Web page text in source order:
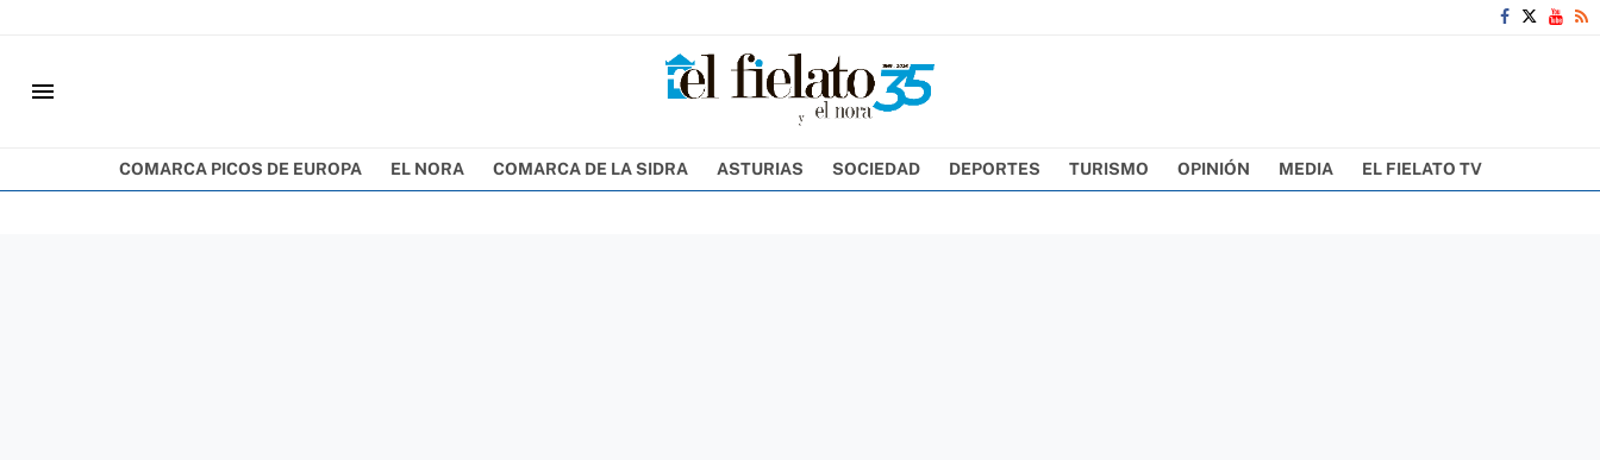
menu
COMARCA PICOS DE EUROPA EL NORA COMARCA DE LA SIDRA ASTURIAS SOCIEDAD DEPORTES TURISMO OPINIÓN MEDIA EL FIELATO TV